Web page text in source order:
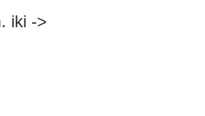
iki ->